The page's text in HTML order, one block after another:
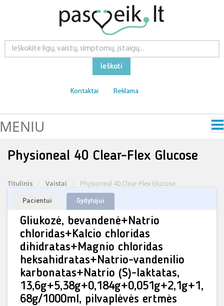
Ieškoti
Kontaktai Reklama
MENIU
Physioneal 40 Clear-Flex Glucose
Titulinis Vaistai Physioneal 40 Clear-Flex Glucose
Pacientui Gydytojui
Gliukozė, bevandenė+Natrio
chloridas+Kalcio chloridas
dihidratas+Magnio chloridas
heksahidratas+Natrio-vandenilio
karbonatas+Natrio (S)-laktatas,
13,6g+5,38g+0,184g+0,051g+2,1g+1,
68g/1000ml, pilvaplėvės ertmės